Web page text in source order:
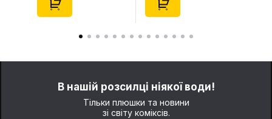
В нашій розсилці ніякої води!
Тільки плюшки та новини
зі світу коміксів.